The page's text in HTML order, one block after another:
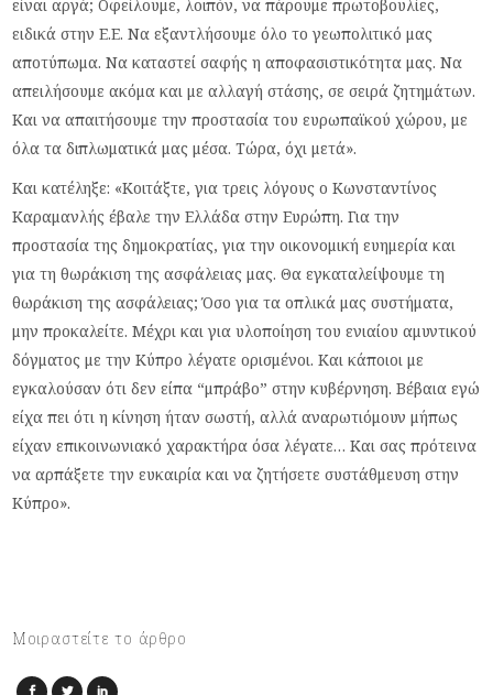
είναι αργά; Οφείλουμε, λοιπόν, να πάρουμε πρωτοβουλίες,
ειδικά στην Ε.Ε. Να εξαντλήσουμε όλο το γεωπολιτικό μας
αποτύπωμα. Να καταστεί σαφής η αποφασιστικότητα μας. Να
απειλήσουμε ακόμα και με αλλαγή στάσης, σε σειρά ζητημάτων.
Και να απαιτήσουμε την προστασία του ευρωπαϊκού χώρου, με
όλα τα διπλωματικά μας μέσα. Τώρα, όχι μετά».
Και κατέληξε: «Κοιτάξτε, για τρεις λόγους ο Κωνσταντίνος
Καραμανλής έβαλε την Ελλάδα στην Ευρώπη. Για την
προστασία της δημοκρατίας, για την οικονομική ευημερία και
για τη θωράκιση της ασφάλειας μας. Θα εγκαταλείψουμε τη
θωράκιση της ασφάλειας; Όσο για τα οπλικά μας συστήματα,
μην προκαλείτε. Μέχρι και για υλοποίηση του ενιαίου αμυντικού
δόγματος με την Κύπρο λέγατε ορισμένοι. Και κάποιοι με
εγκαλούσαν ότι δεν είπα “μπράβο” στην κυβέρνηση. Βέβαια εγώ
είχα πει ότι η κίνηση ήταν σωστή, αλλά αναρωτιόμουν μήπως
είχαν επικοινωνιακό χαρακτήρα όσα λέγατε… Και σας πρότεινα
να αρπάξετε την ευκαιρία και να ζητήσετε συστάθμευση στην
Κύπρο».
Μοιραστείτε το άρθρο